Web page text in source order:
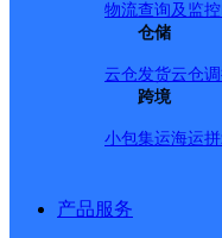
物流查询及监控
仓储
云仓发货云仓
跨境
小包集运海运
产品服务
合肥蜀山
中通快递
派送范